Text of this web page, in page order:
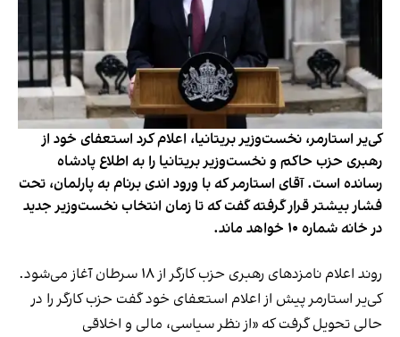
کی‌یر استارمر، نخست‌وزیر بریتانیا، اعلام کرد استعفای خود از
رهبری حزب حاکم و نخست‌وزیر بریتانیا را به اطلاع پادشاه
رسانده‌ است. آقای استارمر که با ورود اندی برنام به پارلمان، تحت
فشار بیشتر قرار گرفته گفت که تا زمان انتخاب نخست‌وزیر جدید
در خانه شماره ۱۰ خواهد ماند.
روند اعلام نامزدهای رهبری حزب کارگر از ۱۸ سرطان آغاز می‌شود.
کی‌یر استارمر پیش از اعلام استعفای خود گفت حزب کارگر را در
حالی تحویل گرفت که «از نظر سیاسی، مالی و اخلاقی